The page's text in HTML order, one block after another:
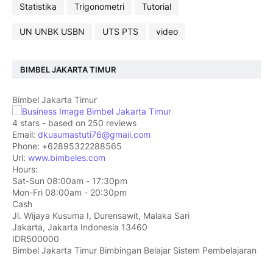
Statistika Trigonometri Tutorial
UN UNBK USBN UTS PTS video
BIMBEL JAKARTA TIMUR
Bimbel Jakarta Timur
4 stars - based on 250 reviews
Email: dkusumastuti76@gmail.com
Phone: +62895322288565
Url: www.bimbeles.com
Hours:
Sat-Sun 08:00am - 17:30pm
Mon-Fri 08:00am - 20:30pm
Cash
Jl. Wijaya Kusuma I, Durensawit, Malaka Sari
Jakarta, Jakarta Indonesia 13460
IDR500000
Bimbel Jakarta Timur Bimbingan Belajar Sistem Pembelajaran